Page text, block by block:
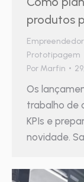
produtos
Prototipagem
Por Marfin
Os
trabalho de
KPIs e
novidade.